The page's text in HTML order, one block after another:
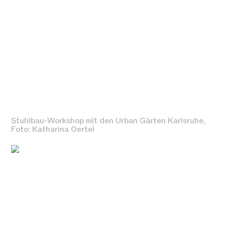
Stuhlbau-Workshop mit den Urban Gärten Karlsruhe,
Foto: Katharina Oertel